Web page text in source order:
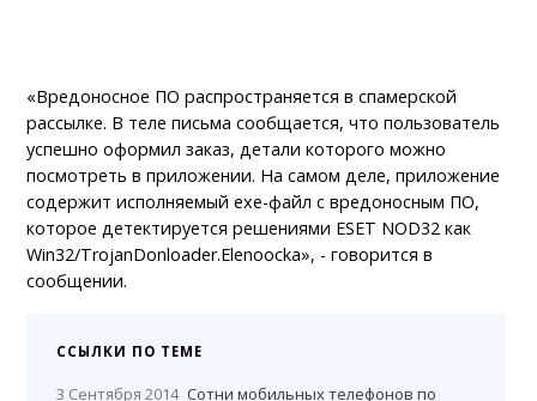
«Вредоносное ПО распространяется в спамерской
рассылке. В теле письма сообщается, что пользователь
успешно оформил заказ, детали которого можно
посмотреть в приложении. На самом деле, приложение
содержит исполняемый еxe-файл с вредоносным ПО,
которое детектируется решениями ESET NOD32 как
Win32/TrojanDonloader.Elenoocka», - говорится в
сообщении.
ССЫЛКИ ПО ТЕМЕ
3 Сентября 2014 Сотни мобильных телефонов по